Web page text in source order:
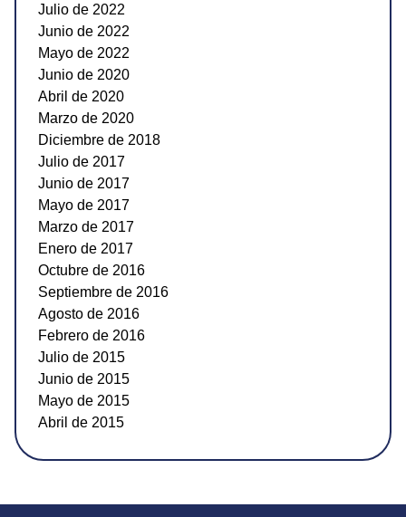
Julio de 2022
Junio de 2022
Mayo de 2022
Junio de 2020
Abril de 2020
Marzo de 2020
Diciembre de 2018
Julio de 2017
Junio de 2017
Mayo de 2017
Marzo de 2017
Enero de 2017
Octubre de 2016
Septiembre de 2016
Agosto de 2016
Febrero de 2016
Julio de 2015
Junio de 2015
Mayo de 2015
Abril de 2015